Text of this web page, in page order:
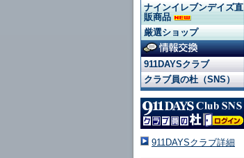
ナインイレブンデイズ直
販商品
厳選ショップ
911DAYSクラブ
クラブ員の杜（SNS）
911DAYSクラブ詳細